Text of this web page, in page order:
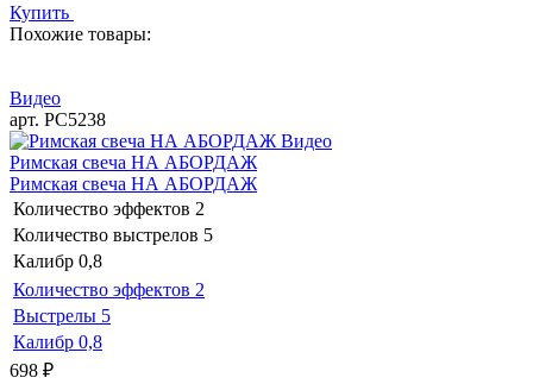
Купить
Похожие товары:
Видео
арт. РС5238
Видео
Римская свеча НА АБОРДАЖ
Римская свеча НА АБОРДАЖ
Количество эффектов 2
Количество выстрелов 5
Калибр 0,8
Количество эффектов 2
Выстрелы 5
Калибр 0,8
698 ₽